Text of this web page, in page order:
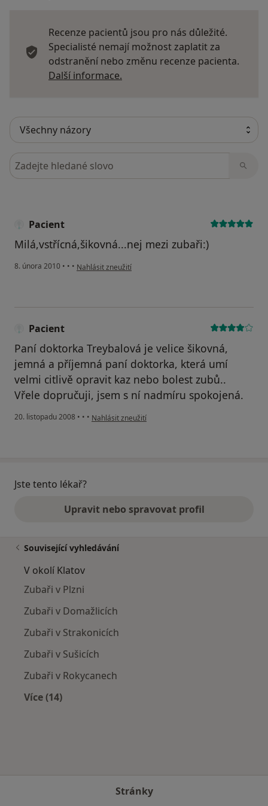
Recenze pacientů jsou pro nás důležité.
Specialisté nemají možnost zaplatit za
odstranění nebo změnu recenze pacienta.
Další informace.
Hledejte v názorech
Pacient
Milá,vstřícná,šikovná...nej mezi zubaři:)
8. února 2010 • • • podle názoru uživatele Pacient
Nahlásit zneužití
Pacient
Paní doktorka Treybalová je velice šikovná,
jemná a příjemná paní doktorka, která umí
velmi citlivě opravit kaz nebo bolest zubů..
Vřele dopručuji, jsem s ní nadmíru spokojená.
20. listopadu 2008 • • • podle názoru uživatele Pacient
Nahlásit zneužití
Jste tento lékař?
Upravit nebo spravovat profil
Související vyhledávání
V okolí Klatov
Zubaři v Plzni
Zubaři v Domažlicích
Zubaři v Strakonicích
Zubaři v Sušicích
Zubaři v Rokycanech
Více (14)
Stránky